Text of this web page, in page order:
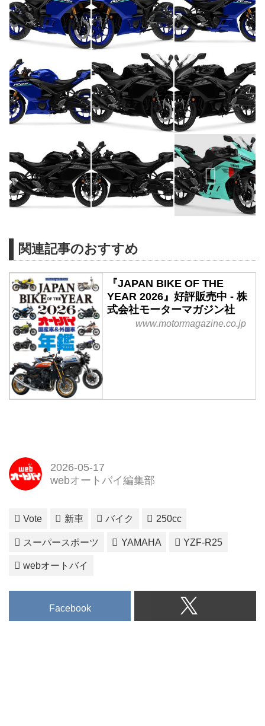
関連記事のおすすめ
『JAPAN BIKE OF THE
YEAR 2026』好評販売中 - 株
式会社モーターマガジン社
www.motormagazine.co.jp
2026-05-17
webオートバイ編集部
Vote 新車 バイク 250cc
スーパースポーツ YAMAHA YZF-R25
webオートバイ
Facebook